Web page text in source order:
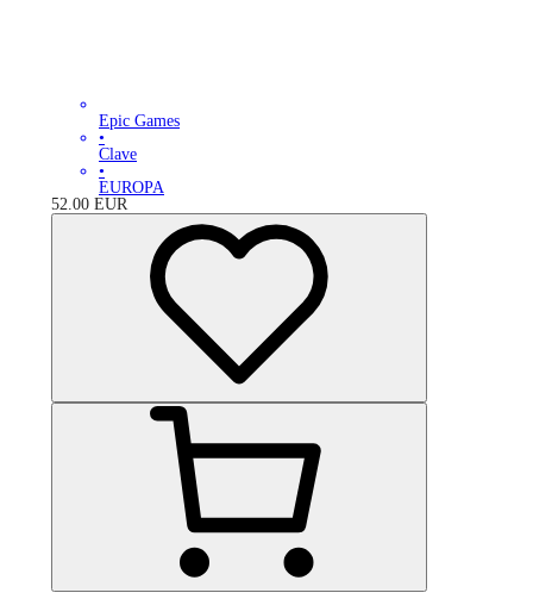
Epic Games
•
Clave
•
EUROPA
52.00 EUR